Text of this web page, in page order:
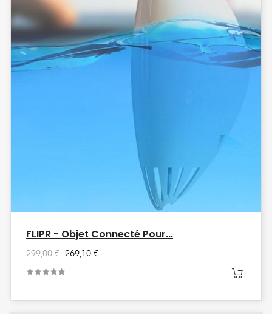
FLIPR - Objet Connecté Pour...
299,00 € 269,10 €